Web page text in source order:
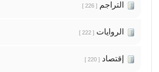
التراجم [ 226 ]
الروايات [ 222 ]
إقتصاد [ 220 ]